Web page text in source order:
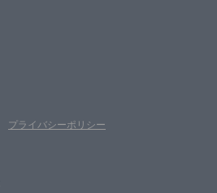
プライバシーポリシー